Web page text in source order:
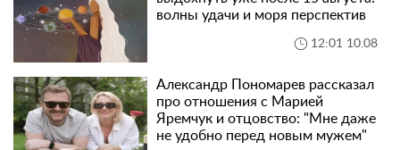
волны удачи и моря перспектив
12:01 10.08
Александр Пономарев рассказал
про отношения с Марией
Яремчук и отцовство: "Мне даже
не удобно перед новым мужем"